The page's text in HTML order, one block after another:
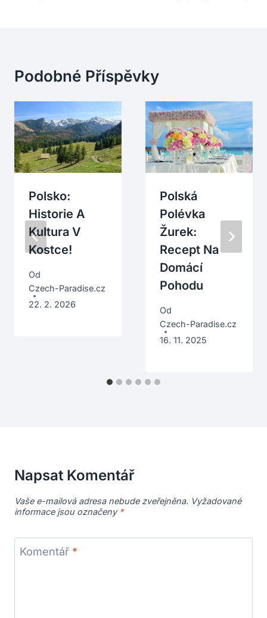
Podobné Příspěvky
Polsko:
Historie A
Kultura V
Kostce!
Od
Czech-Paradise.cz
22. 2. 2026
Polská
Polévka
Žurek:
Recept Na
Domácí
Pohodu
Od
Czech-Paradise.cz
16. 11. 2025
Napsat Komentář
Vaše e-mailová adresa nebude zveřejněna. Vyžadované
informace jsou označeny *
Komentář *